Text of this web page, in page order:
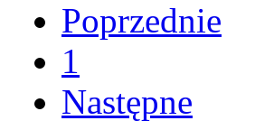
Poprzednie
1
Następne